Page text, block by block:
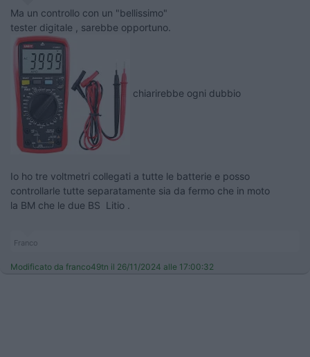
Ma un controllo con un "bellissimo"
tester digitale , sarebbe opportuno.
chiarirebbe ogni dubbio
Io ho tre voltmetri collegati a tutte le batterie e posso
controllarle tutte separatamente sia da fermo che in moto
la BM che le due BS Litio .
Franco
Modificato da franco49tn il 26/11/2024 alle 17:00:32